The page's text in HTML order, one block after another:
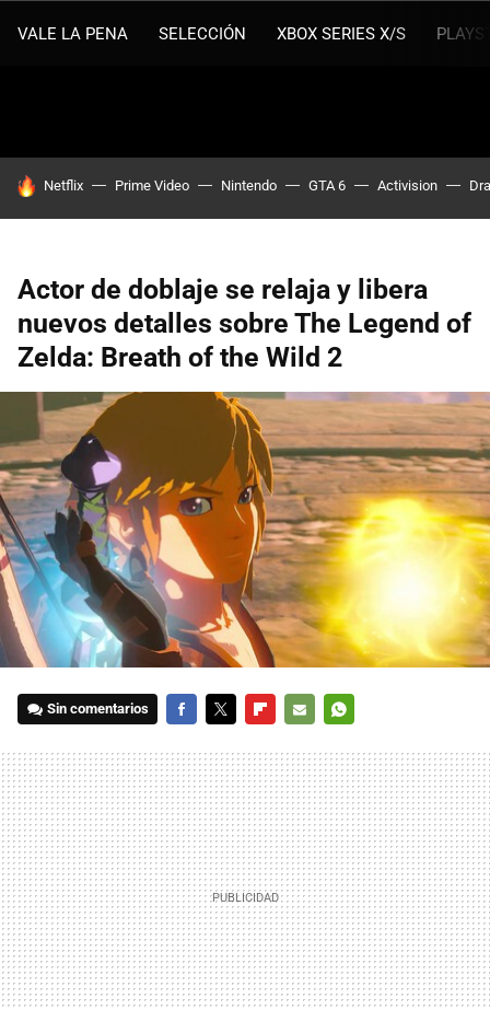
VALE LA PENA SELECCIÓN XBOX SERIES X/S
HOY SE HABLA DE
Netflix Prime Video Nintendo GTA 6 Activision
Actor de doblaje se relaja y libera
nuevos detalles sobre The Legend of
Zelda: Breath of the Wild 2
Sin comentarios
MAIL